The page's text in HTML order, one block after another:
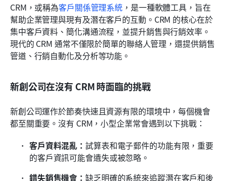
CRM，或稱為客戶關係管理系統 ，是一種軟體工具，旨在
幫助企業管理與現有及潛在客戶的互動。CRM 的核心在於
集中客戶資料、簡化溝通流程，並提升銷售與行銷效率。
現代的 CRM 通常不僅限於簡單的聯絡人管理，還提供銷售
管道、行銷自動化及分析等功能。
新創公司在沒有 CRM 時面臨的挑戰
新創公司運作於節奏快速且資源有限的環境中，每個機會
都至關重要。沒有 CRM，小型企業常會遇到以下挑戰：
客戶資料混亂：試算表和電子郵件的功能有限，重要
的客戶資訊可能會遺失或被忽略。
錯失銷售機會：缺乏明確的系統來追蹤潛在客戶和後